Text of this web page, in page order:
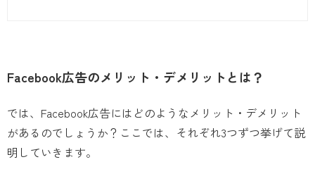
Facebook広告のメリット・デメリットとは？
では、Facebook広告にはどのようなメリット・デメリット
があるのでしょうか？ここでは、それぞれ3つずつ挙げて説
明していきます。